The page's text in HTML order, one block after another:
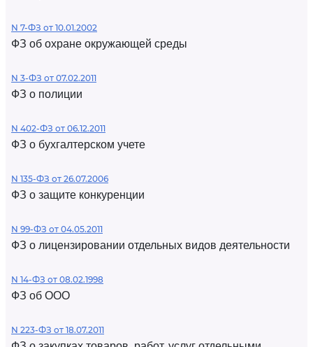
N 7-ФЗ от 10.01.2002
ФЗ об охране окружающей среды
N 3-ФЗ от 07.02.2011
ФЗ о полиции
N 402-ФЗ от 06.12.2011
ФЗ о бухгалтерском учете
N 135-ФЗ от 26.07.2006
ФЗ о защите конкуренции
N 99-ФЗ от 04.05.2011
ФЗ о лицензировании отдельных видов деятельности
N 14-ФЗ от 08.02.1998
ФЗ об ООО
N 223-ФЗ от 18.07.2011